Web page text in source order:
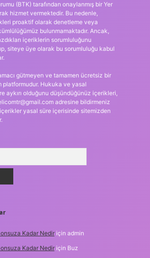
(BTK) tarafından onaylanmış bir Yer
hizmet vermektedir. Bu nedenle,
proaktif olarak denetleme veya
bulunmamaktadır. Ancak,
içeriklerin sorumluluğunu
siteye üye olarak bu sorumluluğu kabul
gütmeyen ve tamamen ücretsiz bir
platformudur. Hukuka ve yasal
aykırı olduğunu düşündüğünüz içerikleri,
adresine bildirmeniz
yasal süre içerisinde sitemizden
Kadar Nediriçin admin
Kadar Nediriçin Buz